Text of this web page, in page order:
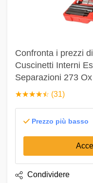
Confronta i prezzi
Cuscinetti Interni
Separazioni 273 Ox
☆☆☆☆☆
★★★★★ (31)
Prezzo più basso
Condividere